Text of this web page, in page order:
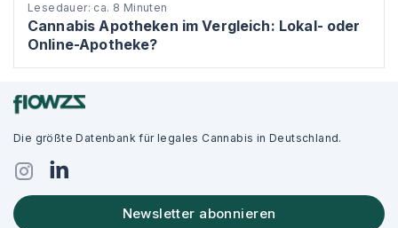
Lesedauer: ca. 8 Minuten
Cannabis Apotheken im Vergleich: Lokal- oder
Online-Apotheke?
Die größte Datenbank für legales Cannabis in Deutschland.
Newsletter abonnieren